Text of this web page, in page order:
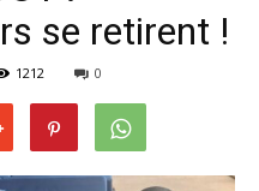
se retirent !
1212 0